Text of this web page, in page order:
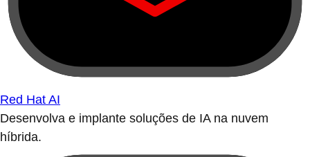
Red Hat AI
Desenvolva e implante soluções de IA na nuvem
híbrida.